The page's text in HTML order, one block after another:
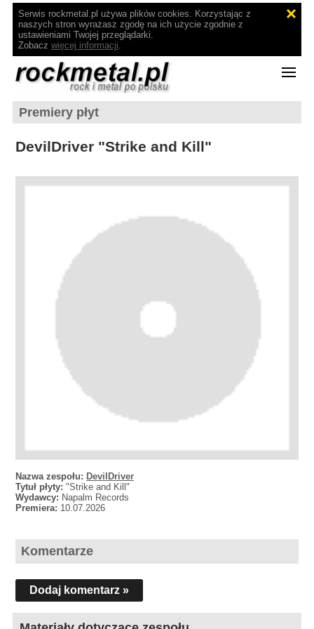
Serwis rockmetal.pl używa plików cookies. Korzystając z
naszych stron wyrażasz zgodę na ich użycie zgodnie z
ustawieniami Twojej przeglądarki.
Zobacz więcej informacji.
Premiery płyt
DevilDriver "Strike and Kill"
Nazwa zespołu: DevilDriver
Tytuł płyty: "Strike and Kill"
Wydawcy: Napalm Records
Premiera: 10.07.2026
Komentarze
Dodaj komentarz »